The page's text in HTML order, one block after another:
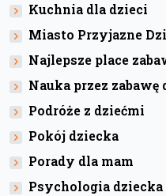
Kuchnia dla dzieci
Miasto Przyjazne
Najlepsze place
Nauka przez zabawę
Podróże z dziećmi
Pokój dziecka
Porady dla mam
Psychologia dziecka